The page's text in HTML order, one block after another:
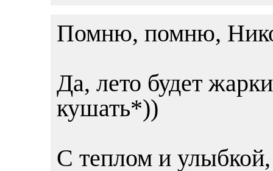
Помню, помню,
Да, лето будет
кушать*))
С теплом и улыбкой,